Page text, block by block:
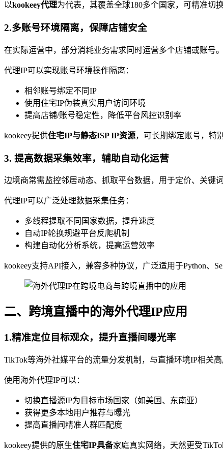
以kookeey代理为代表，其覆盖全球180多个国家，可精准切
2.多账号环境隔离，保障店铺安全
在实际运营中，部分消耗业务需求同时运营多个店铺或账号
代理IP可以实现账号环境操作隔离：
相邻账号绑定不同IP
使用住宅IP伪装真实用户访问环境
提高店铺/账号稳定性，降低平台风控识别率
kookeey提供住宅IP与静态ISP IP资源，可长期绑定账号，特
3. 提高数据采集效率，辅助自动化运营
边境商常需监控邻居动态、抓取平台数据，用于定价、关键
代理IP可以广泛处理数据采集任务：
多线程提取不同国家数据，提升速度
自动IP轮换规避平台反爬机制
构建自动化分析系统，提高运营效率
kookeey支持API接入，兼容多种协议，广泛适用于Python、
二、跨境直播中的海外代理IP应用
1.精准定位目标观众，提升直播间曝光率
TikTok等海外社媒平台的流量分发机制，与直播环境IP相关
使用海外代理IP可以：
切换直播源IP为目标市场国家（如美国、东南亚）
获得更多本地用户推荐与曝光
提高直播间精准人群匹配度
kookeey提供的原生住宅IP具备家庭真实网络，天然更受